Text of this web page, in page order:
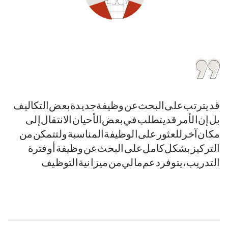
قد يترتب على البحث عن وظيفة جديدة بعض التكاليف.
بل إن الأمر قد يتطلب في بعض الأحيان الانتقال إلى
مكان آخر للعثور على الوظيفة المناسبة. ولتتمكن من
التركيز بشكل كامل على البحث عن وظيفة أو فترة
التدريب، يتوفر دعم مالي من ميزانية التوظيف.